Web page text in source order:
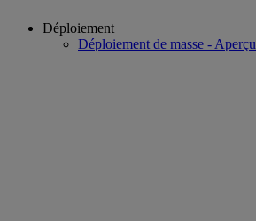
Déploiement
Déploiement de masse - Aperçu